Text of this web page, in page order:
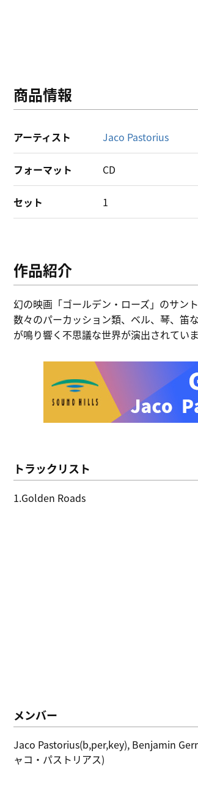
商品情報
アーティスト Jaco Pastorius
フォーマット CD
セット 1
作品紹介
幻の映画「ゴールデン・ローズ」のサン
数々のパーカッション類、ベル、琴、笛
が鳴り響く不思議な世界が演出されてい
トラックリスト
1.Golden Roads
メンバー
Jaco Pastorius(b,per,key), Benjamin
ャコ・パストリアス)